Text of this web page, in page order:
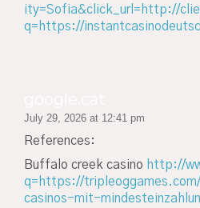
ity=Sofia&click_url=http://
q=https://
July 29, 2026 at 12:41 pm
References:
Buffalo creek casino http://
q=https://
casinos-mit-